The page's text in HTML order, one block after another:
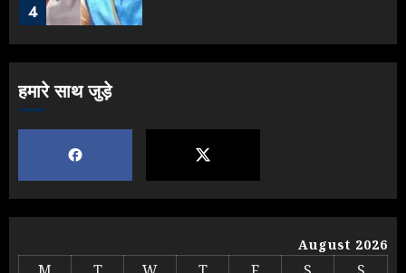
4
Yogi vs Modi: छिड़ गई आर-पार की
लड़ाई, यूपी चुनाव में भाजपा उठाएगी भारी
नुकसान
हमारे साथ जुड़े
August 2026